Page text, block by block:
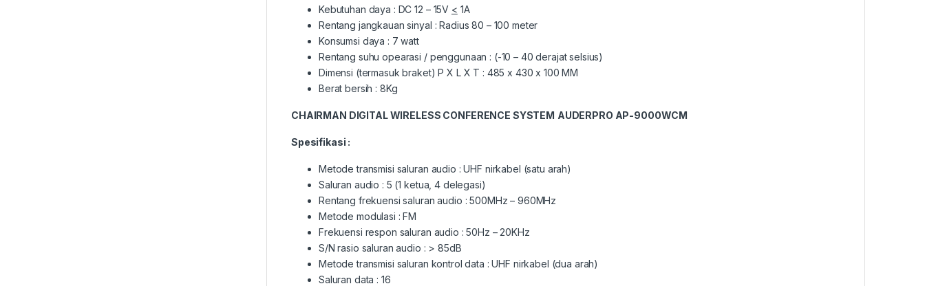
Kebutuhan daya : DC 12 – 15V < 1A
Rentang jangkauan sinyal : Radius 80 – 100 meter
Konsumsi daya : 7 watt
Rentang suhu opearasi / penggunaan : (-10 – 40 derajat selsius)
Dimensi (termasuk braket) P X L X T : 485 x 430 x 100 MM
Berat bersih : 8Kg
CHAIRMAN DIGITAL WIRELESS CONFERENCE SYSTEM AUDERPRO AP-9000WCM
Spesifikasi :
Metode transmisi saluran audio : UHF nirkabel (satu arah)
Saluran audio : 5 (1 ketua, 4 delegasi)
Rentang frekuensi saluran audio : 500MHz – 960MHz
Metode modulasi : FM
Frekuensi respon saluran audio : 50Hz – 20KHz
S/N rasio saluran audio : > 85dB
Metode transmisi saluran kontrol data : UHF nirkabel (dua arah)
Saluran data : 16